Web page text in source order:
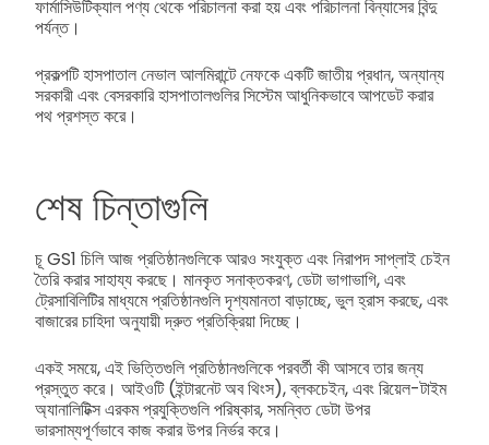
ফার্মাসিউটিক্যাল পণ্য থেকে পরিচালনা করা হয় এবং পরিচালনা বিন্যাসের বিন্দু
পর্যন্ত।
প্রকল্পটি হাসপাতাল নেভাল আলমিরান্টে নেফকে একটি জাতীয় প্রধান, অন্যান্য
সরকারী এবং বেসরকারি হাসপাতালগুলির সিস্টেম আধুনিকভাবে আপডেট করার
পথ প্রশস্ত করে।
শেষ চিন্তাগুলি
চূ GS1 চিলি আজ প্রতিষ্ঠানগুলিকে আরও সংযুক্ত এবং নিরাপদ সাপ্লাই চেইন
তৈরি করার সাহায্য করছে। মানকৃত সনাক্তকরণ, ডেটা ভাগাভাগি, এবং
ট্রেসাবিলিটির মাধ্যমে প্রতিষ্ঠানগুলি দৃশ্যমানতা বাড়াচ্ছে, ভুল হ্রাস করছে, এবং
বাজারের চাহিদা অনুযায়ী দ্রুত প্রতিক্রিয়া দিচ্ছে।
একই সময়ে, এই ভিত্তিগুলি প্রতিষ্ঠানগুলিকে পরবর্তী কী আসবে তার জন্য
প্রস্তুত করে। আইওটি (ইন্টারনেট অব থিংস), ব্লকচেইন, এবং রিয়েল-টাইম
অ্যানালিটিক্স এরকম প্রযুক্তিগুলি পরিষ্কার, সমন্বিত ডেটা উপর
ভারসাম্যপূর্ণভাবে কাজ করার উপর নির্ভর করে।